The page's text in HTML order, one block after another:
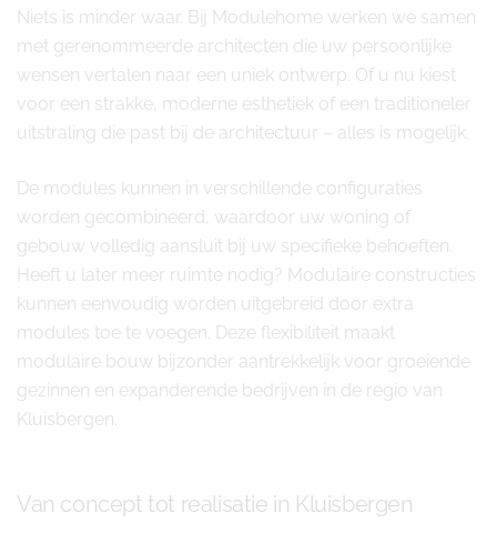
Niets is minder waar. Bij Modulehome werken we samen
met gerenommeerde architecten die uw persoonlijke
wensen vertalen naar een uniek ontwerp. Of u nu kiest
voor een strakke, moderne esthetiek of een traditioneler
uitstraling die past bij de architectuur – alles is mogelijk.
De modules kunnen in verschillende configuraties
worden gecombineerd, waardoor uw woning of
gebouw volledig aansluit bij uw specifieke behoeften.
Heeft u later meer ruimte nodig? Modulaire constructies
kunnen eenvoudig worden uitgebreid door extra
modules toe te voegen. Deze flexibiliteit maakt
modulaire bouw bijzonder aantrekkelijk voor groeiende
gezinnen en expanderende bedrijven in de regio van
Kluisbergen.
Van concept tot realisatie in Kluisbergen